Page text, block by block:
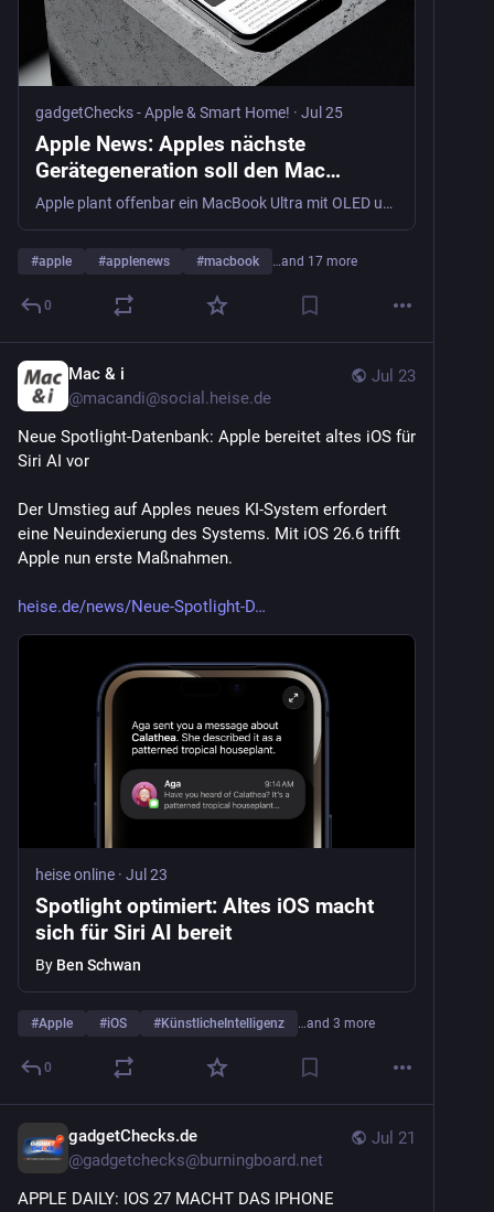
gadgetChecks - Apple & Smart Home! · Jul 25
Apple News: Apples nächste
Gerätegeneration soll den Mac
grundlegend verändern – während
beim iPhone 18 jeder Dollar zählt -
gadgetChecks - Apple & Smart Home!
Apple plant offenbar ein MacBook Ultra mit OLED und Touchscreen, verhandelt über die Displaypreise des iPhone 18 Pro Max und steht gleichzeitig vor neuen Herausforderungen durch KI, Sicherheit und Regulierung.
#apple #applenews #macbook …and 17 more
0
Jul 23
Mac & i
@macandi@social.heise.de
Neue Spotlight-Datenbank: Apple bereitet altes iOS für
Siri AI vor
Der Umstieg auf Apples neues KI-System erfordert
eine Neuindexierung des Systems. Mit iOS 26.6 trifft
Apple nun erste Maßnahmen.
heise.de/news/Neue-Spotlight-D
heise online · Jul 23
Spotlight optimiert: Altes iOS macht
sich für Siri AI bereit
By Ben Schwan
#Apple #iOS #KünstlicheIntelligenz …and 3 more
0
Jul 21
gadgetChecks.de
@gadgetchecks@burningboard.net
APPLE DAILY: IOS 27 MACHT DAS IPHONE